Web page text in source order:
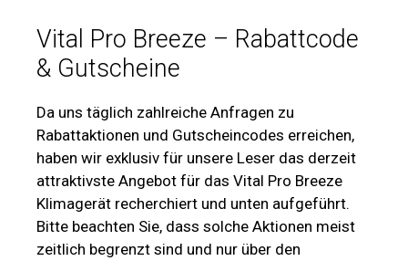
Vital Pro Breeze – Rabattcode
& Gutscheine
Da uns täglich zahlreiche Anfragen zu
Rabattaktionen und Gutscheincodes erreichen,
haben wir exklusiv für unsere Leser das derzeit
attraktivste Angebot für das Vital Pro Breeze
Klimagerät recherchiert und unten aufgeführt.
Bitte beachten Sie, dass solche Aktionen meist
zeitlich begrenzt sind und nur über den